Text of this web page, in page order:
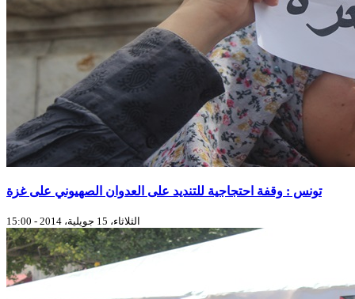
تونس : وقفة احتجاجية للتنديد على العدوان الصهيوني على غزة
الثلاثاء، 15 جويلية، 2014 - 15:00